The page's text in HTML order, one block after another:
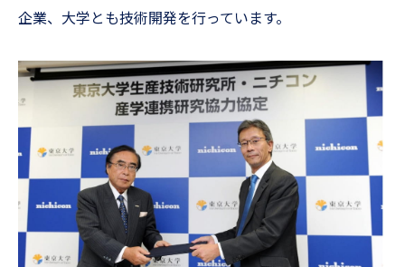
企業、大学とも技術開発を行っています。